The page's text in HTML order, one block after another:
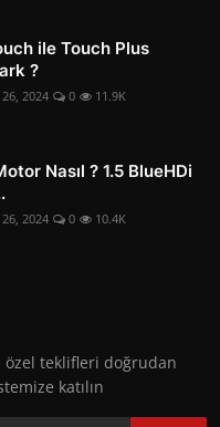
ile Touch Plus
?
2024 0 11.9K
Nasıl ? 1.5 BlueHDi
2024 0 10.4K
teklifleri doğrudan
katılın